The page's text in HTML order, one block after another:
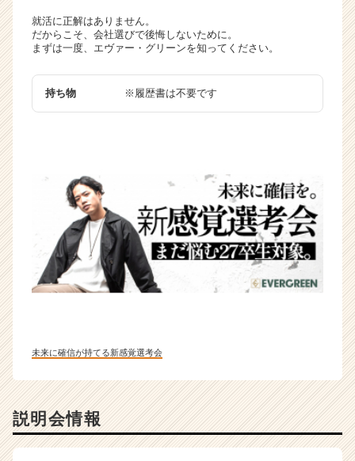
就活に正解はありません。
だからこそ、会社選びで後悔しないために。
まずは一度、エヴァー・グリーンを知ってください。
持ち物 ※履歴書は不要です
未来に確信が持てる新感覚選考会
説明会情報